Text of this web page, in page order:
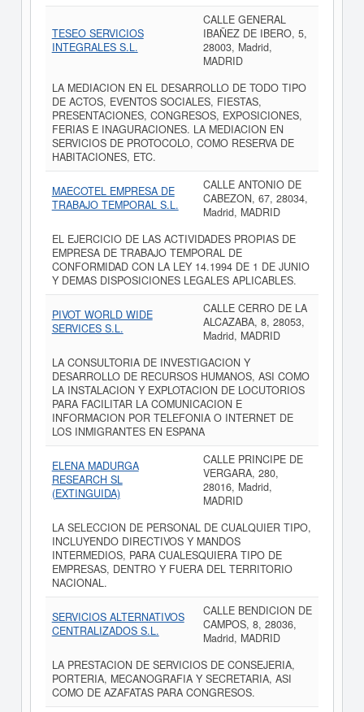
TESEO SERVICIOS
INTEGRALES S.L.
CALLE GENERAL
IBAÑEZ DE IBERO, 5,
28003, Madrid,
MADRID
LA MEDIACION EN EL DESARROLLO DE TODO TIPO
DE ACTOS, EVENTOS SOCIALES, FIESTAS,
PRESENTACIONES, CONGRESOS, EXPOSICIONES,
FERIAS E INAGURACIONES. LA MEDIACION EN
SERVICIOS DE PROTOCOLO, COMO RESERVA DE
HABITACIONES, ETC.
MAECOTEL EMPRESA DE
TRABAJO TEMPORAL S.L.
CALLE ANTONIO DE
CABEZON, 67, 28034,
Madrid, MADRID
EL EJERCICIO DE LAS ACTIVIDADES PROPIAS DE
EMPRESA DE TRABAJO TEMPORAL DE
CONFORMIDAD CON LA LEY 14.1994 DE 1 DE JUNIO
Y DEMAS DISPOSICIONES LEGALES APLICABLES.
PIVOT WORLD WIDE
SERVICES S.L.
CALLE CERRO DE LA
ALCAZABA, 8, 28053,
Madrid, MADRID
LA CONSULTORIA DE INVESTIGACION Y
DESARROLLO DE RECURSOS HUMANOS, ASI COMO
LA INSTALACION Y EXPLOTACION DE LOCUTORIOS
PARA FACILITAR LA COMUNICACION E
INFORMACION POR TELEFONIA O INTERNET DE
LOS INMIGRANTES EN ESPANA
ELENA MADURGA
RESEARCH SL
(EXTINGUIDA)
CALLE PRINCIPE DE
VERGARA, 280,
28016, Madrid,
MADRID
LA SELECCION DE PERSONAL DE CUALQUIER TIPO,
INCLUYENDO DIRECTIVOS Y MANDOS
INTERMEDIOS, PARA CUALESQUIERA TIPO DE
EMPRESAS, DENTRO Y FUERA DEL TERRITORIO
NACIONAL.
SERVICIOS ALTERNATIVOS
CENTRALIZADOS S.L.
CALLE BENDICION DE
CAMPOS, 8, 28036,
Madrid, MADRID
LA PRESTACION DE SERVICIOS DE CONSEJERIA,
PORTERIA, MECANOGRAFIA Y SECRETARIA, ASI
COMO DE AZAFATAS PARA CONGRESOS.